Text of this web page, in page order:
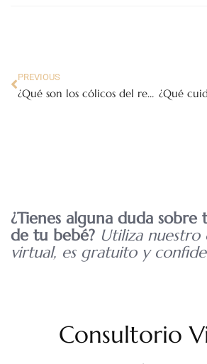
PREVIOUS
¿Qué son los cólicos del recién nacido y cómo puedes reconocerlos?
¿Tienes alguna duda sobre
de tu bebé? Utiliza nuestro
virtual, es gratuito y
Consultorio